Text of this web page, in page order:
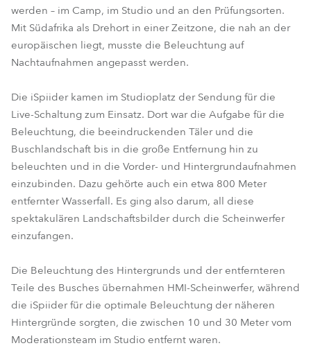
werden – im Camp, im Studio und an den Prüfungsorten.
Mit Südafrika als Drehort in einer Zeitzone, die nah an der
europäischen liegt, musste die Beleuchtung auf
Nachtaufnahmen angepasst werden.
Die iSpiider kamen im Studioplatz der Sendung für die
Live-Schaltung zum Einsatz. Dort war die Aufgabe für die
Beleuchtung, die beeindruckenden Täler und die
Buschlandschaft bis in die große Entfernung hin zu
beleuchten und in die Vorder- und Hintergrundaufnahmen
einzubinden. Dazu gehörte auch ein etwa 800 Meter
entfernter Wasserfall. Es ging also darum, all diese
spektakulären Landschaftsbilder durch die Scheinwerfer
einzufangen.
Die Beleuchtung des Hintergrunds und der entfernteren
Teile des Busches übernahmen HMI-Scheinwerfer, während
die iSpiider für die optimale Beleuchtung der näheren
Hintergründe sorgten, die zwischen 10 und 30 Meter vom
Moderationsteam im Studio entfernt waren.